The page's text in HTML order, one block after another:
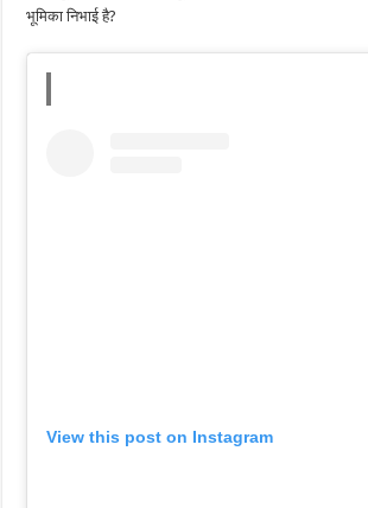
भूमिका निभाई है?
View this post on Instagram